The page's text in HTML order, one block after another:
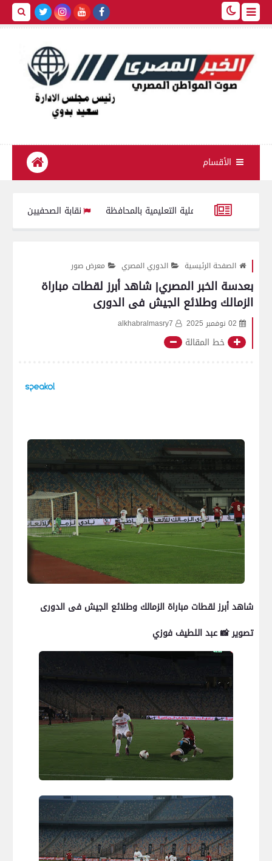
الأقسام
التعليمية بالمحافظة نقابة الصحفيين تستنكر سلوك فتاة
الصفحة الرئيسية الدوري المصري معرض صور
بعدسة الخبر المصري| شاهد أبرز لقطات مباراة
الزمالك وطلائع الجيش فى الدورى
02 نوفمبر 2025 alkhabralmasry7
خط المقالة
شاهد أبرز لقطات مباراة الزمالك وطلائع الجيش فى الدورى
تصوير 📸 عبد اللطيف فوزي